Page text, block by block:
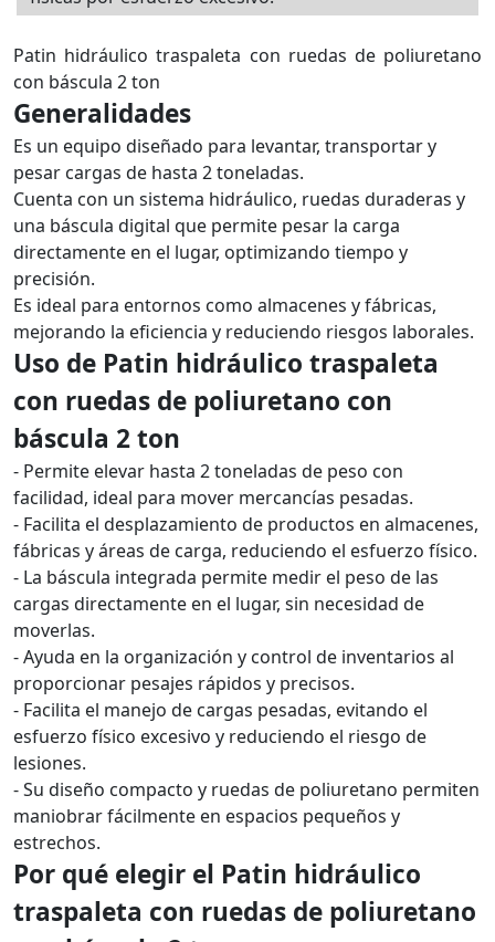
Patin hidráulico traspaleta con ruedas de poliuretano
con báscula 2 ton
Generalidades
Es un equipo diseñado para levantar, transportar y
pesar cargas de hasta 2 toneladas.
Cuenta con un sistema hidráulico, ruedas duraderas y
una báscula digital que permite pesar la carga
directamente en el lugar, optimizando tiempo y
precisión.
Es ideal para entornos como almacenes y fábricas,
mejorando la eficiencia y reduciendo riesgos laborales.
Uso de Patin hidráulico traspaleta
con ruedas de poliuretano con
báscula 2 ton
- Permite elevar hasta 2 toneladas de peso con
facilidad, ideal para mover mercancías pesadas.
- Facilita el desplazamiento de productos en almacenes,
fábricas y áreas de carga, reduciendo el esfuerzo físico.
- La báscula integrada permite medir el peso de las
cargas directamente en el lugar, sin necesidad de
moverlas.
- Ayuda en la organización y control de inventarios al
proporcionar pesajes rápidos y precisos.
- Facilita el manejo de cargas pesadas, evitando el
esfuerzo físico excesivo y reduciendo el riesgo de
lesiones.
- Su diseño compacto y ruedas de poliuretano permiten
maniobrar fácilmente en espacios pequeños y
estrechos.
Por qué elegir el Patin hidráulico
traspaleta con ruedas de poliuretano